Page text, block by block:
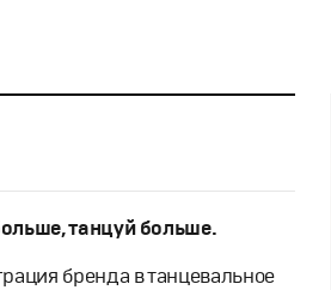
танцуй больше.
бренда в танцевальное